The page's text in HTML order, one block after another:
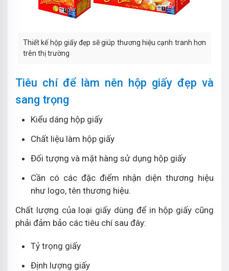
Thiết kế hộp giấy đẹp sẽ giúp thương hiệu cạnh tranh hơn
trên thị trường
Tiêu chí để làm nên hộp giấy đẹp và
sang trọng
Kiểu dáng hộp giấy
Chất liệu làm hộp giấy
Đối tượng và mặt hàng sử dụng hộp giấy
Cần có các đặc điểm nhận diện thương hiệu
như logo, tên thương hiệu.
Chất lượng của loại giấy dùng để in hộp giấy cũng
phải đảm bảo các tiêu chí sau đây:
Tỷ trọng giấy
Định lượng giấy